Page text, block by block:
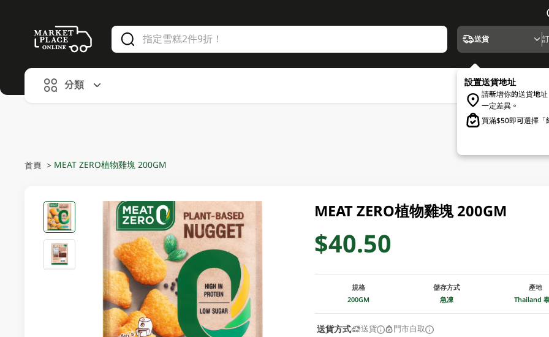
alid Until 30 June 2026
送貨
設置送貨地址
請新增你的送貨地
一定差異。
買滿$50即可選擇「
分類
首頁 > MEAT ZERO植物雞塊 200GM
MEAT ZERO植物雞塊 200GM
$40.50
規格
200GM
儲存方式
急凍
產地
Thailand
送貨方式 送貨 門市自取